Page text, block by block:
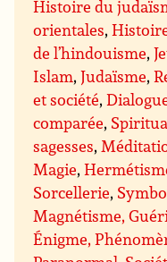
Histoire du
orientales,
de l’hindouisme,
Islam,Judaïsme,
et société,
comparée,
sagesses,
Magie,
Sorcellerie,
Magnétisme,
Énigme,